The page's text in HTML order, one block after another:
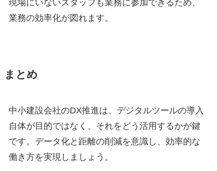
現場にいないスタッフも業務に参加できるため、
業務の効率化が図れます。
まとめ
中小建設会社のDX推進は、デジタルツールの導入
自体が目的ではなく、それをどう活用するかが鍵
です。データ化と距離の削減を意識し、効率的な
働き方を実現しましょう。